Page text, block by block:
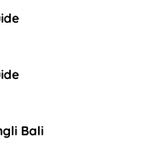
Bali